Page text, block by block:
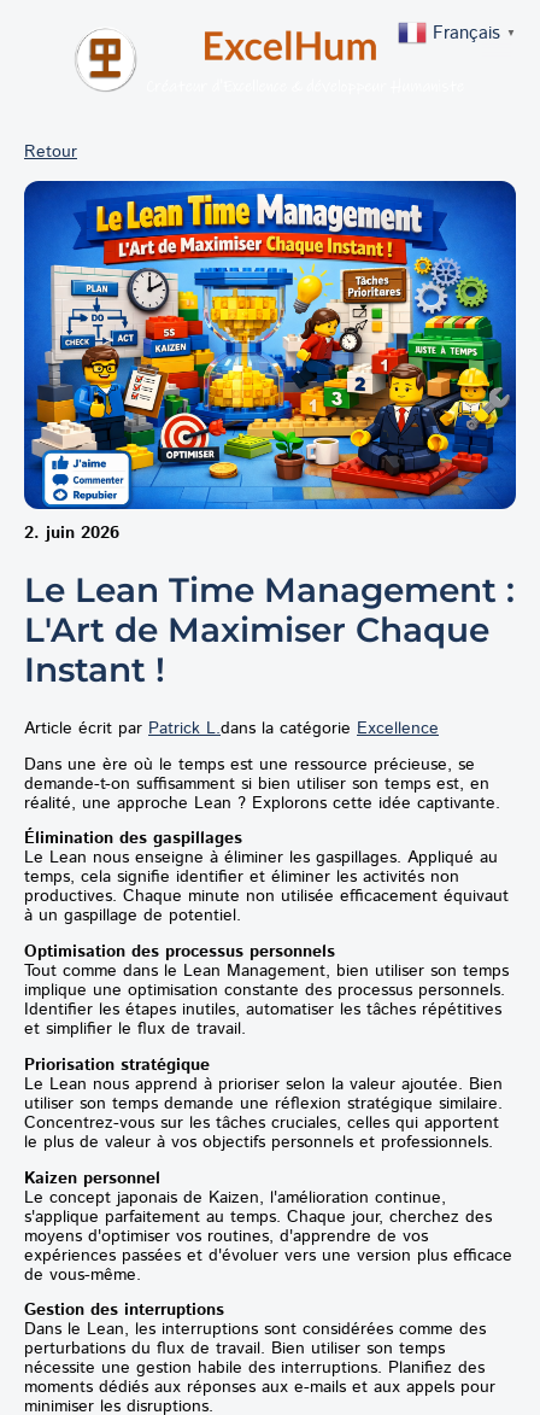
Retour
2. juin 2026
Le Lean Time Management :
L'Art de Maximiser Chaque
Instant !
Article écrit par Patrick L.dans la catégorie Excellence
Dans une ère où le temps est une ressource précieuse, se
demande-t-on suffisamment si bien utiliser son temps est, en
réalité, une approche Lean ? Explorons cette idée captivante.
Élimination des gaspillages
Le Lean nous enseigne à éliminer les gaspillages. Appliqué au
temps, cela signifie identifier et éliminer les activités non
productives. Chaque minute non utilisée efficacement équivaut
à un gaspillage de potentiel.
Optimisation des processus personnels
Tout comme dans le Lean Management, bien utiliser son temps
implique une optimisation constante des processus personnels.
Identifier les étapes inutiles, automatiser les tâches répétitives
et simplifier le flux de travail.
Priorisation stratégique
Le Lean nous apprend à prioriser selon la valeur ajoutée. Bien
utiliser son temps demande une réflexion stratégique similaire.
Concentrez-vous sur les tâches cruciales, celles qui apportent
le plus de valeur à vos objectifs personnels et professionnels.
Kaizen personnel
Le concept japonais de Kaizen, l'amélioration continue,
s'applique parfaitement au temps. Chaque jour, cherchez des
moyens d'optimiser vos routines, d'apprendre de vos
expériences passées et d'évoluer vers une version plus efficace
de vous-même.
Gestion des interruptions
Dans le Lean, les interruptions sont considérées comme des
perturbations du flux de travail. Bien utiliser son temps
nécessite une gestion habile des interruptions. Planifiez des
moments dédiés aux réponses aux e-mails et aux appels pour
minimiser les disruptions.
Français ▼